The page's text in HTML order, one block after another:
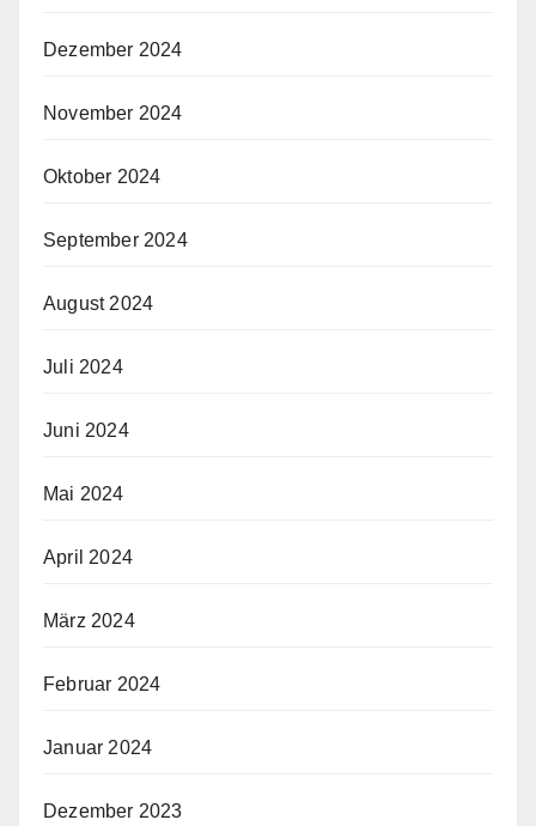
Dezember 2024
November 2024
Oktober 2024
September 2024
August 2024
Juli 2024
Juni 2024
Mai 2024
April 2024
März 2024
Februar 2024
Januar 2024
Dezember 2023